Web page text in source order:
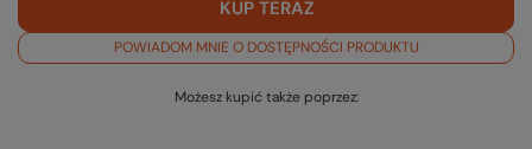
KUP TERAZ
POWIADOM MNIE O DOSTĘPNOŚCI PRODUKTU
Możesz kupić także poprzez: